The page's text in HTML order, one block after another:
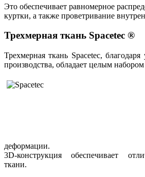
Это обеспечивает равномерное
куртки, а также проветривание
Трехмерная ткань Spacetec ®
Трехмерная ткань Spacetec, благодаря
производства, обладает целым
деформации.
3D-конструкция обеспечивает
ткани.